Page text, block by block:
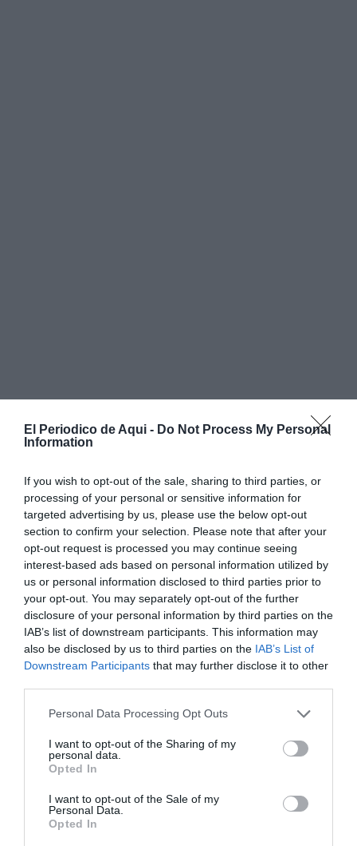
El Periodico de Aqui - Do Not Process My Personal
Information
If you wish to opt-out of the sale, sharing to third parties, or
processing of your personal or sensitive information for
targeted advertising by us, please use the below opt-out
section to confirm your selection. Please note that after your
opt-out request is processed you may continue seeing
interest-based ads based on personal information utilized by
us or personal information disclosed to third parties prior to
your opt-out. You may separately opt-out of the further
disclosure of your personal information by third parties on the
IAB’s list of downstream participants. This information may
also be disclosed by us to third parties on the IAB’s List of
Downstream Participants that may further disclose it to other
Personal Data Processing Opt Outs
I want to opt-out of the Sharing of my
personal data.
Opted In
I want to opt-out of the Sale of my
Personal Data.
Opted In
La alcaldesaSusana Marquésha subrayado que el
cuidado del entorno es "una responsabilidad
de un enclave natural privilegiado, entre elmar y la
montaña, cuya preservación depende en buena
medida de las decisiones cotidianas de sus habitantes.
En la misma línea, la concejala de Medioambiente,
Vanessa Batalla, ha destacado el papel central de la
educación ambientalpara avanzar hacia modelos de
consumo más responsables.
La agenda arranca elviernes 5con talleres de reciclaje
en la Plaza de Europa y en el Casal Jove, y se extiende a
lo largo de nueve días con propuestas muy variadas.
para jóvenes y una charla sobredelfines, tiburones y
tortugasen la playa Almadraba, dirigida a todos los
públicos. El lunes 8 se desarrollará una campaña de
concienciación sobre la
recogida de excrementos